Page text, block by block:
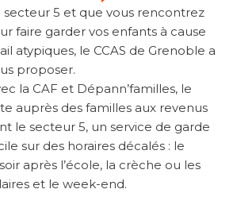
secteur 5 et que vous rencontrez
faire garder vos enfants à cause
atypiques, le CCAS de Grenoble a
proposer.
la CAF et Dépann’familles, le
auprès des familles aux revenus
le secteur 5, un service de garde
sur des horaires décalés : le
après l’école, la crèche ou les
et le week-end.